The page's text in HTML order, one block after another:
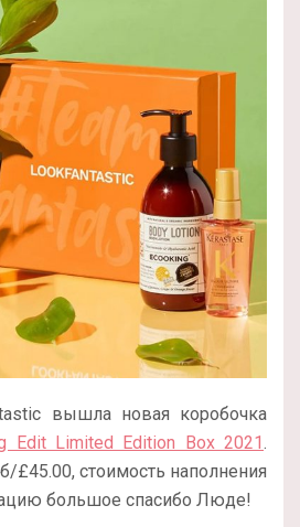
вышла новая коробочка
Edit Limited Edition Box 2021.
£45.00, стоимость наполнения
большое спасибо Люде!